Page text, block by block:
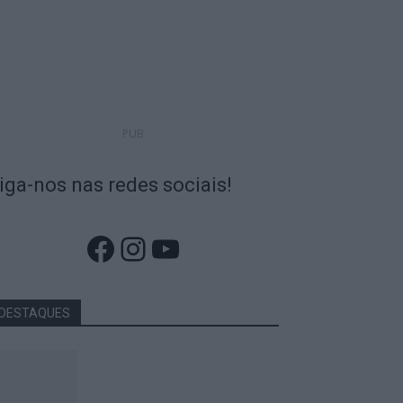
nos nas redes sociais!
Facebook
Instagram
YouTube